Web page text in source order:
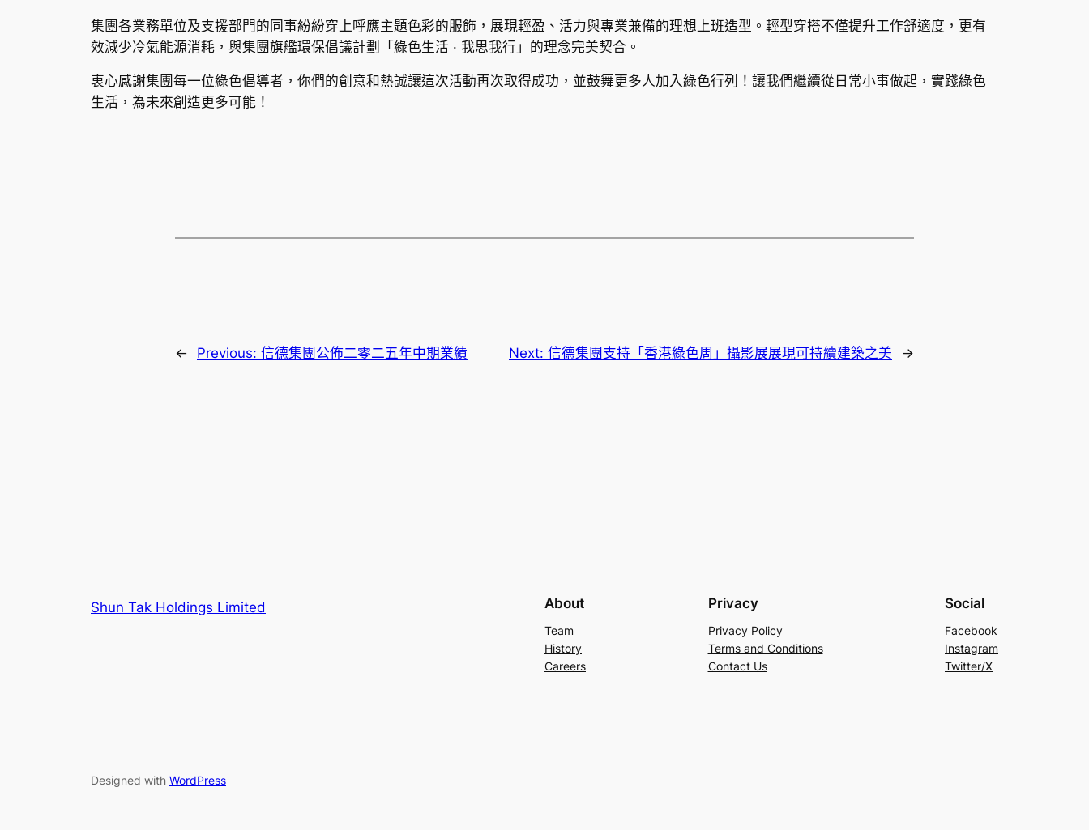
集團各業務單位及支援部門的同事紛紛穿上呼應主題色彩的服飾，展現輕盈、活力與專業兼備的理想上班造型。輕型穿搭不僅提升工作舒適度，更有
效減少冷氣能源消耗，與集團旗艦環保倡議計劃「綠色生活 · 我思我行」的理念完美契合。
衷心感謝集團每一位綠色倡導者，你們的創意和熱誠讓這次活動再次取得成功，並鼓舞更多人加入綠色行列！讓我們繼續從日常小事做起，實踐綠色
生活，為未來創造更多可能！
← Previous: 信德集團公佈二零二五年中期業績 Next: 信德集團支持「香港綠色周」攝影展展現可持續建築之美 →
Shun Tak Holdings Limited About
Team
History
Careers
Privacy
Privacy Policy
Terms and Conditions
Contact Us
Social
Facebook
Instagram
Twitter/X
Designed with WordPress